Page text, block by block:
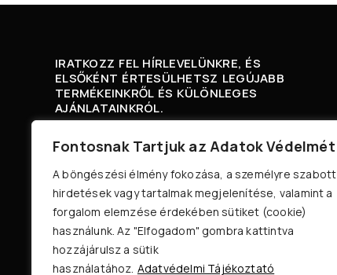
Fontosnak Tartjuk az Adatok Védelmét
A böngészési élmény fokozása, a személyre szabott
hirdetések vagy tartalmak megjelenítése, valamint a
forgalom elemzése érdekében sütiket (cookie)
használunk. Az "Elfogadom" gombra kattintva
hozzájárulsz a sütik
használatához. Adatvédelmi Tájékoztató
IRATKOZZ FEL HÍRLEVELÜNKRE, ÉS
ELSŐKÉNT ÉRTESÜLHETSZ LEGÚJABB
TERMÉKEINKRŐL ÉS KÜLÖNLEGES
AJÁNLATAINKRÓL.
A FELIRATKOZÁSSAL ELFOGADOM AZ ÁSZF-ET
ÉS ADATVÉDELMI NYILATKOZATOT.